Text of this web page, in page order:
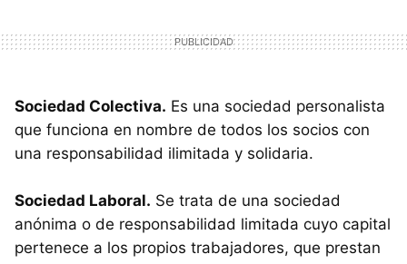
Sociedad Colectiva. Es una sociedad personalista
que funciona en nombre de todos los socios con
una responsabilidad ilimitada y solidaria.
Sociedad Laboral. Se trata de una sociedad
anónima o de responsabilidad limitada cuyo capital
pertenece a los propios trabajadores, que prestan